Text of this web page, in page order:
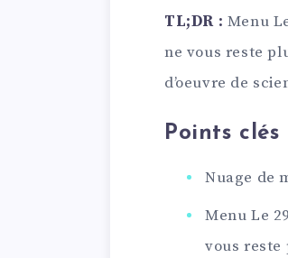
TL;DR : Menu
ne vous reste
d’oeuvre de
Points clés
Nuage de
Menu Le
vous reste